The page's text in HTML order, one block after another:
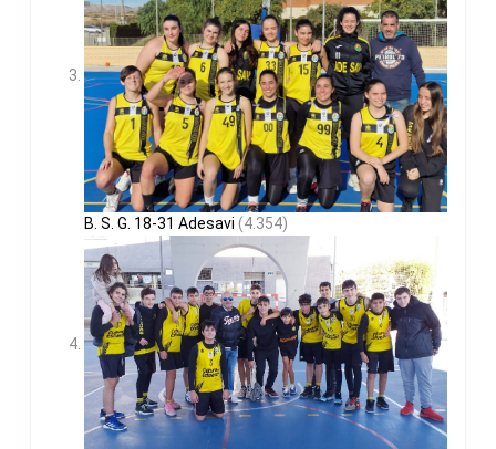
B. S. G. 18-31 Adesavi (4.354)